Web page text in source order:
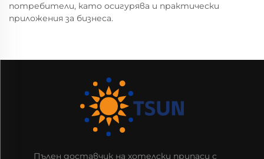
потребители, като осигурява и практически
приложения за бизнеса.
Пълен доставчик на хотелски припаси с